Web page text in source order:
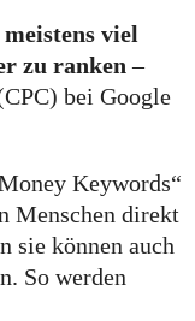
meistens viel
zu ranken–
bei Google
Keywords“
Menschen direkt
sie können auch
So werden